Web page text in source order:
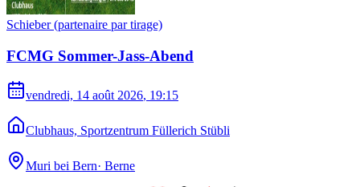
Schieber (partenaire par tirage)
FCMG Sommer-Jass-Abend
vendredi, 14 août 2026, 19:15
Clubhaus, Sportzentrum Füllerich Stübli
Muri bei Bern· Berne